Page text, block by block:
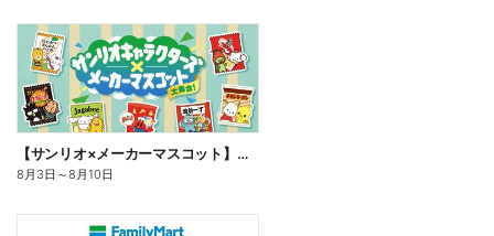
【サンリオ×メーカーマスコット】オリジナルグッズ貰える!
8月3日 ～8月10日